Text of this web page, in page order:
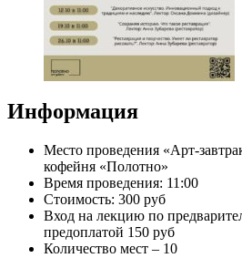
Информация
Место проведения «Арт-
кофейня «Полотно»
Время проведения: 11:00
Стоимость: 300 руб
Вход на лекцию по
предоплатой 150 руб
Количество мест – 10